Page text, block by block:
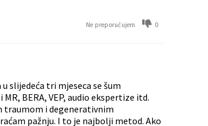
Ne preporučujem 0
slijedeća tri mjeseca se šum
BERA, VEP, audio ekspertize itd.
traumom i degenerativnim
pažnju. I to je najbolji metod. Ako